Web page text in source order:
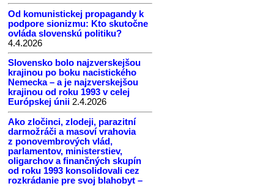
Od komunistickej propagandy k
podpore sionizmu: Kto skutočne
ovláda slovenskú politiku?
4.4.2026
Slovensko bolo najzverskejšou
krajinou po boku nacistického
Nemecka – a je najzverskejšou
krajinou od roku 1993 v celej
Európskej únii 2.4.2026
Ako zločinci, zlodeji, parazitní
darmožráči a masoví vrahovia
z ponovembrových vlád,
parlamentov, ministerstiev,
oligarchov a finančných skupín
od roku 1993 konsolidovali cez
rozkrádanie pre svoj blahobyt –